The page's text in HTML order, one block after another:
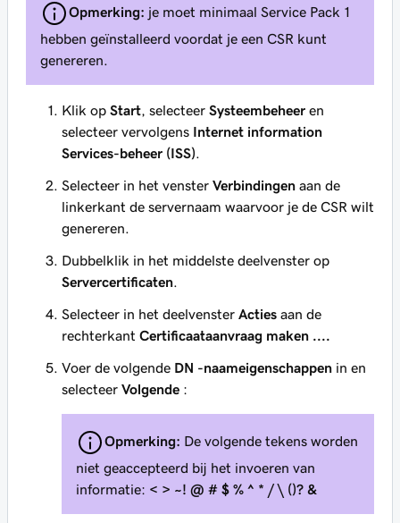
Opmerking: je moet minimaal Service Pack 1
hebben geïnstalleerd voordat je een CSR kunt
genereren.
Klik op Start , selecteer Systeembeheer en
selecteer vervolgens Internet information
Services-beheer (ISS)
Selecteer in het venster Verbindingen aan de
linkerkant de servernaam waarvoor je de CSR wilt
genereren.
Dubbelklik in het middelste deelvenster op
Servercertificaten
Selecteer in het deelvenster Acties aan de
rechterkant Certificaataanvraag maken ....
Voer de volgende DN -naameigenschappen in en
selecteer Volgende :
Opmerking: De volgende tekens worden
niet geaccepteerd bij het invoeren van
informatie: < > ~! @ # $ % ^ * / \ ()? &